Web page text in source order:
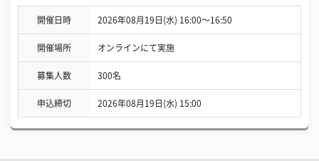
開催日時 2026年08月19日(水) 16:00〜16:50
開催場所 オンラインにて実施
募集人数 300名
申込締切 2026年08月19日(水) 15:00